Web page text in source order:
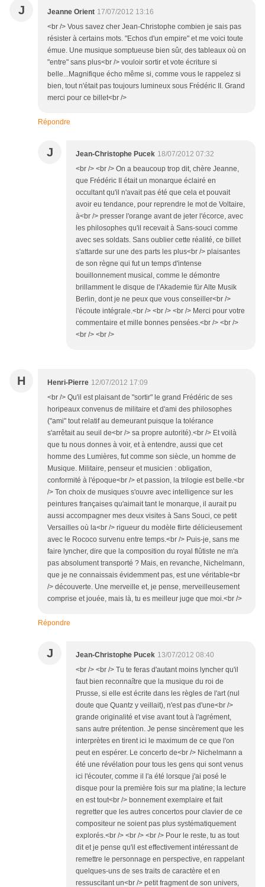
J Jeanne Orient 17/07/2012 13:16
<br /> Vous savez cher Jean-Christophe combien je sais pas
résister à certains mots. "Echos d'un empire" et me voici toute
émue. Une musique somptueuse bien sûr, des tableaux où on
"entre" sans plus<br /> vouloir sortir et vote écriture si
belle...Magnifique écho même si, comme vous le rappelez si
bien, tout n'était pas toujours lumineux sous Frédéric II. Grand
merci pour ce billet<br />
Répondre
J Jean-Christophe Pucek 18/07/2012 07:32
<br /> <br /> On a beaucoup trop dit, chère Jeanne,
que Frédéric II était un monarque éclairé en
occultant qu'il n'avait pas été que cela et pouvait
avoir eu tendance, pour reprendre le mot de Voltaire,
à<br /> presser l'orange avant de jeter l'écorce, avec
les philosophes qu'il recevait à Sans-souci comme
avec ses soldats. Sans oublier cette réalité, ce billet
s'attarde sur une des parts les plus<br /> plaisantes
de son règne qui fut un temps d'intense
bouillonnement musical, comme le démontre
brillamment le disque de l'Akademie für Alte Musik
Berlin, dont je ne peux que vous conseiller<br />
l'écoute intégrale.<br /> <br /> <br /> Merci pour votre
commentaire et mille bonnes pensées.<br /> <br />
<br /> <br />
H Henri-Pierre 12/07/2012 17:09
<br /> Qu'il est plaisant de "sortir" le grand Frédéric de ses
horipeaux convenus de militaire et d'ami des philosophes
("ami" tout relatif au demeurant puisque la tolérance
s'arrêtait au seuil de<br /> sa propre autorité).<br /> Et voilà
que tu nous donnes à voir, et à entendre, aussi que cet
homme des Lumières, fut comme son siècle, un homme de
Musique. Militaire, penseur et musicien : obligation,
conformité à l'époque<br /> et passion, la trilogie est belle.<br
/> Ton choix de musiques s'ouvre avec intelligence sur les
peintures françaises qu'aimait tant le monarque, il aurait pu
aussi accompagner mes deux visites à Sans Souci, ce petit
Versailles où la<br /> rigueur du modèle flirte délicieusement
avec le Rococo survenu entre temps.<br /> Puis-je, sans me
faire lyncher, dire que la composition du royal flûtiste ne m'a
pas absolument transporté ? Mais, en revanche, Nichelmann,
que je ne connaissais évidemment pas, est une véritable<br
/> découverte. Une merveille et, je pense, merveilleusement
comprise et jouée, mais là, tu es meilleur juge que moi.<br />
Répondre
J Jean-Christophe Pucek 13/07/2012 08:40
<br /> <br /> Tu te feras d'autant moins lyncher qu'il
faut bien reconnaître que la musique du roi de
Prusse, si elle est écrite dans les règles de l'art (nul
doute que Quantz y veillait), n'est pas d'une<br />
grande originalité et vise avant tout à l'agrément,
sans autre prétention. Je pense sincèrement que les
interprètes en tirent ici le maximum de ce que l'on
peut en espérer. Le concerto de<br /> Nichelmann a
été une révélation pour tous les gens qui sont venus
ici l'écouter, comme il l'a été lorsque j'ai posé le
disque pour la première fois sur ma platine; la lecture
en est tout<br /> bonnement exemplaire et fait
regretter que les autres concertos pour clavier de ce
compositeur ne soient pas plus systématiquement
explorés.<br /> <br /> <br /> Pour le reste, tu as tout
dit et je pense qu'il est effectivement intéressant de
remettre le personnage en perspective, en rappelant
quelques-uns de ses traits de caractère et en
ressuscitant un<br /> petit fragment de son univers,